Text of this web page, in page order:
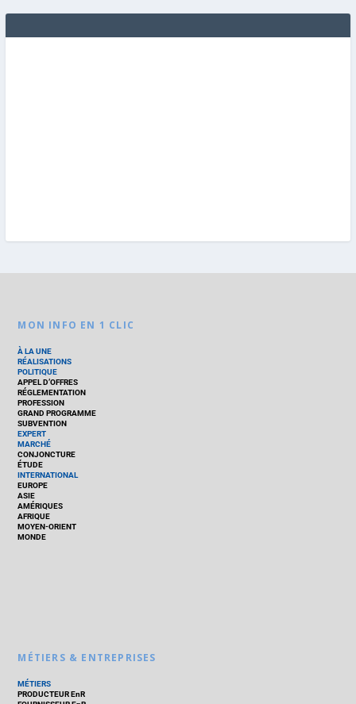
MON INFO EN 1 CLIC
À LA UNE
RÉALISATIONS
POLITIQUE
APPEL D’OFFRES
RÉGLEMENTATION
PROFESSION
GRAND PROGRAMME
SUBVENTION
EXPERT
MARCHÉ
CONJONCTURE
ÉTUDE
INTERNATIONAL
EUROPE
ASIE
AMÉRIQUES
AFRIQUE
MOYEN-ORIENT
MONDE
MÉTIERS & ENTREPRISES
MÉTIERS
PRODUCTEUR EnR